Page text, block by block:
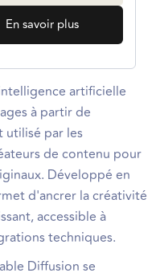
En savoir plus
artificielle
à partir de
utilisé par les
de contenu pour
Développé en
d'ancrer la créativité
accessible à
techniques.
Diffusion se